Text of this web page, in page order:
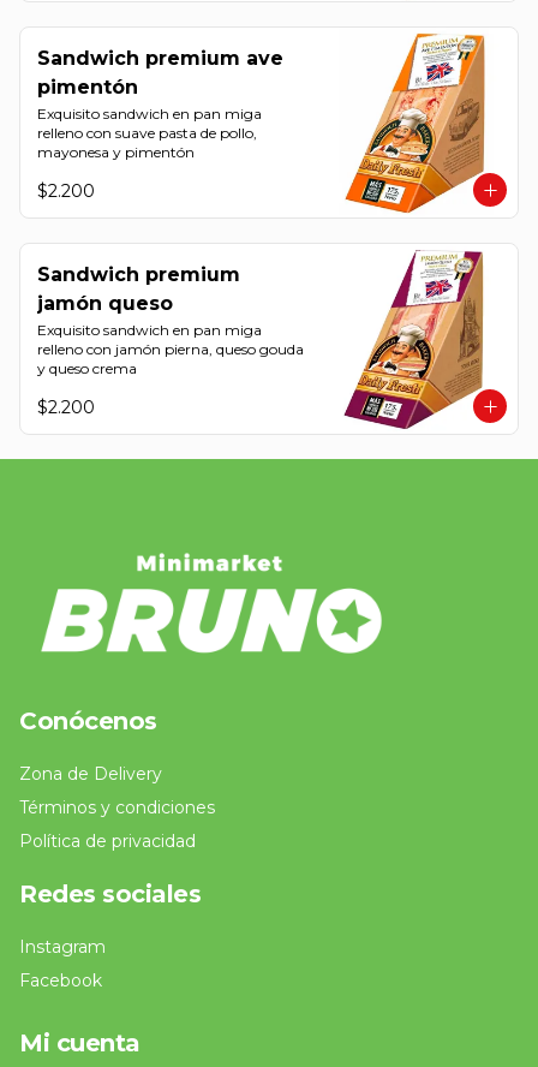
Sandwich premium ave
pimentón
Exquisito sandwich en pan miga
relleno con suave pasta de pollo,
mayonesa y pimentón
$2.200
Sandwich premium
jamón queso
Exquisito sandwich en pan miga
relleno con jamón pierna, queso gouda
y queso crema
$2.200
Conócenos
Zona de Delivery
Términos y condiciones
Política de privacidad
Redes sociales
Instagram
Facebook
Mi cuenta